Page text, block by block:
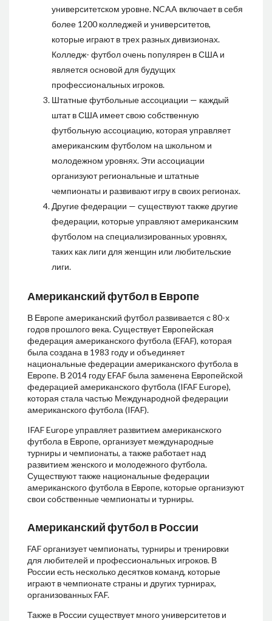
университетском уровне. NCAA включает в себя
более 1200 колледжей и университетов,
которые играют в трех разных дивизионах.
Колледж- футбол очень популярен в США и
является основой для будущих
профессиональных игроков.
Штатные футбольные ассоциации — каждый
штат в США имеет свою собственную
футбольную ассоциацию, которая управляет
американским футболом на школьном и
молодежном уровнях. Эти ассоциации
организуют региональные и штатные
чемпионаты и развивают игру в своих регионах.
Другие федерации — существуют также другие
федерации, которые управляют американским
футболом на специализированных уровнях,
таких как лиги для женщин или любительские
лиги.
Американский футбол в Европе
В Европе американский футбол развивается с 80-х
годов прошлого века. Существует Европейская
федерация американского футбола (EFAF), которая
была создана в 1983 году и объединяет
национальные федерации американского футбола в
Европе. В 2014 году EFAF была заменена Европейской
федерацией американского футбола (IFAF Europe),
которая стала частью Международной федерации
американского футбола (IFAF).
IFAF Europe управляет развитием американского
футбола в Европе, организует международные
турниры и чемпионаты, а также работает над
развитием женского и молодежного футбола.
Существуют также национальные федерации
американского футбола в Европе, которые организуют
свои собственные чемпионаты и турниры.
Американский футбол в России
FAF организует чемпионаты, турниры и тренировки
для любителей и профессиональных игроков. В
России есть несколько десятков команд, которые
играют в чемпионате страны и других турнирах,
организованных FAF.
Также в России существует много университетов и